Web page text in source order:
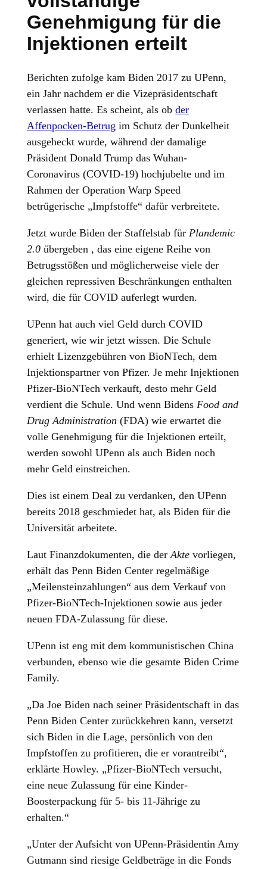
Genehmigung für die
Injektionen erteilt
Berichten zufolge kam Biden 2017 zu UPenn,
ein Jahr nachdem er die Vizepräsidentschaft
verlassen hatte. Es scheint, als obder
Affenpocken-Betrug im Schutz der Dunkelheit
ausgeheckt wurde, während der damalige
Präsident Donald Trump das Wuhan-
Coronavirus (COVID-19) hochjubelte und im
Rahmen der Operation Warp Speed ​​
betrügerische „Impfstoffe“ dafür verbreitete.
Jetzt wurde Biden der Staffelstab fürPlandemic
2.0 übergeben , das eine eigene Reihe von
Betrugsstößen und möglicherweise viele der
gleichen repressiven Beschränkungen enthalten
wird, die für COVID auferlegt wurden.
UPenn hat auch viel Geld durch COVID
generiert, wie wir jetzt wissen. Die Schule
erhielt Lizenzgebühren von BioNTech, dem
Injektionspartner von Pfizer. Je mehr Injektionen
Pfizer-BioNTech verkauft, desto mehr Geld
verdient die Schule. Und wenn BidensFood and
Drug Administration (FDA) wie erwartet die
volle Genehmigung für die Injektionen erteilt,
werden sowohl UPenn als auch Biden noch
mehr Geld einstreichen.
Dies ist einem Deal zu verdanken, den UPenn
bereits 2018 geschmiedet hat, als Biden für die
Universität arbeitete.
Laut Finanzdokumenten, die derAkte vorliegen,
erhält das Penn Biden Center regelmäßige
„Meilensteinzahlungen“ aus dem Verkauf von
Pfizer-BioNTech-Injektionen sowie aus jeder
neuen FDA-Zulassung für diese.
UPenn ist eng mit dem kommunistischen China
verbunden, ebenso wie die gesamte Biden Crime
Family.
„Da Joe Biden nach seiner Präsidentschaft in das
Penn Biden Center zurückkehren kann, versetzt
sich Biden in die Lage, persönlich von den
Impfstoffen zu profitieren, die er vorantreibt“,
erklärte Howley. „Pfizer-BioNTech versucht,
eine neue Zulassung für eine Kinder-
Boosterpackung für 5- bis 11-Jährige zu
erhalten.“
„Unter der Aufsicht von UPenn-Präsidentin Amy
Gutmann sind riesige Geldbeträge in die Fonds